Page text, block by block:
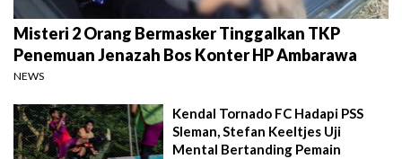
Misteri 2 Orang Bermasker Tinggalkan TKP
Penemuan Jenazah Bos Konter HP Ambarawa
NEWS
Kendal Tornado FC Hadapi PSS
Sleman, Stefan Keeltjes Uji
Mental Bertanding Pemain